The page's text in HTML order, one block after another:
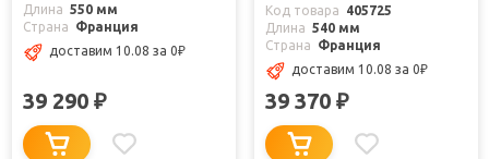
Длина 550 мм
Страна
Франция
доставим 10.08 за 0₽
39 290 ₽
Код товара
405725
Длина 540 мм
Страна
Франция
доставим 10.08 за 0₽
39 370 ₽